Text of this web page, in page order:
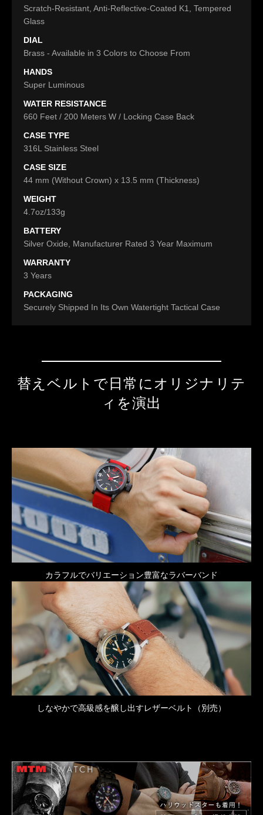
Scratch-Resistant, Anti-Reflective-Coated K1, Tempered
Glass
DIAL
Brass - Available in 3 Colors to Choose From
HANDS
Super Luminous
WATER RESISTANCE
660 Feet / 200 Meters W / Locking Case Back
CASE TYPE
316L Stainless Steel
CASE SIZE
44 mm (Without Crown) x 13.5 mm (Thickness)
WEIGHT
4.7oz/133g
BATTERY
Silver Oxide, Manufacturer Rated 3 Year Maximum
WARRANTY
3 Years
PACKAGING
Securely Shipped In Its Own Watertight Tactical Case
替えベルトで日常にオリジナリテ
ィを演出
カラフルでバリエーション豊富なラバーバンド
しなやかで高級感を醸し出すレザーベルト（別売）